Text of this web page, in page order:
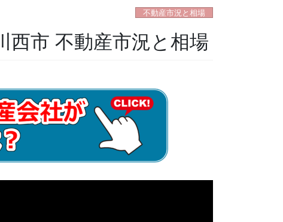
不動産市況と相場
西市 不動産市況と相場